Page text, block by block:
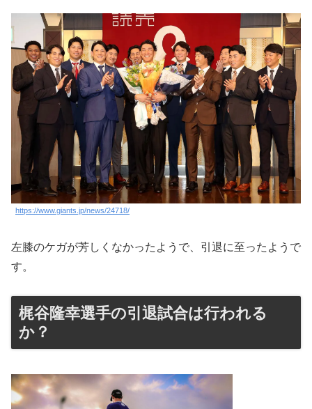
https://www.giants.jp/news/24718/
左膝のケガが芳しくなかったようで、引退に至ったようで
す。
梶谷隆幸選手の引退試合は行われる
か？